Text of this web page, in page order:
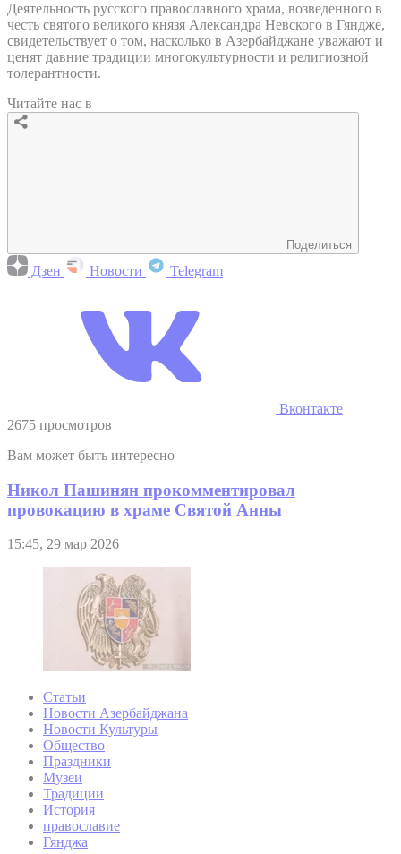
Деятельность русского православного храма, возведенного в
честь святого великого князя Александра Невского в Гяндже,
свидетельствует о том, насколько в Азербайджане уважают и
ценят давние традиции многокультурности и религиозной
толерантности.
Читайте нас в
Поделиться
Дзен Новости Telegram
Вконтакте
2675 просмотров
Вам может быть интересно
Никол Пашинян прокомментировал
провокацию в храме Святой Анны
15:45, 29 мар 2026
Статьи
Новости Азербайджана
Новости Культуры
Общество
Праздники
Музеи
Традиции
История
православие
Гянджа